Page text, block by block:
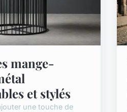
mange-
et stylés
une touche de